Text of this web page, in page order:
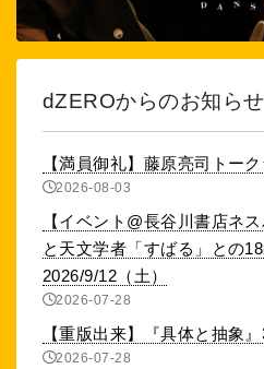
dZEROからのお知らせ
【満員御礼】藤原亮司トー
2026-08-03
【イベント@長谷川書店ネ
と天文学者「すばる」との
2026/9/12（土）
2026-07-28
【重版出来】『具体と抽象』
2026-07-28